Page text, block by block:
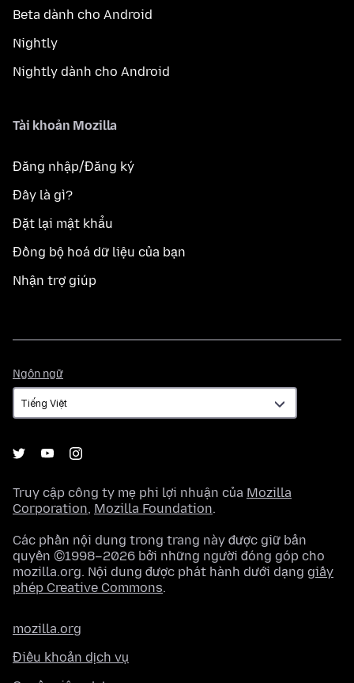
Beta dành cho Android
Nightly
Nightly dành cho Android
Tài khoản Mozilla
Đăng nhập/Đăng ký
Đây là gì?
Đặt lại mật khẩu
Đồng bộ hoá dữ liệu của bạn
Nhận trợ giúp
Ngôn ngữ
ngữ
Truy cập công ty mẹ phi lợi nhuận của Mozilla
Corporation, Mozilla Foundation.
Các phần nội dung trong trang này được giữ bản
quyền ©1998–2026 bởi những người đóng góp cho
mozilla.org. Nội dung được phát hành dưới dạng giấy
phép Creative Commons.
mozilla.org
Điều khoản dịch vụ